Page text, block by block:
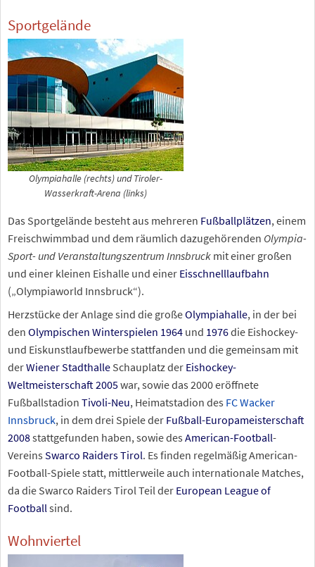
Sportgelände
Olympiahalle (rechts) und Tiroler-
Wasserkraft-Arena (links)
Das Sportgelände besteht aus mehreren Fußballplätzen, einem
Freischwimmbad und dem räumlich dazugehörenden Olympia-
Sport- und Veranstaltungszentrum Innsbruck mit einer großen
und einer kleinen Eishalle und einer Eisschnelllaufbahn
(„Olympiaworld Innsbruck“).
Herzstücke der Anlage sind die großeOlympiahalle, in der bei
den Olympischen Winterspielen 1964 und 1976die Eishockey-
und Eiskunstlaufbewerbe stattfanden und die gemeinsam mit
derWiener Stadthalle Schauplatz der Eishockey-
Weltmeisterschaft 2005war, sowie das 2000 eröffnete
Fußballstadion Tivoli-Neu, Heimatstadion des FC Wacker
Innsbruck, in dem drei Spiele der Fußball-Europameisterschaft
2008stattgefunden haben, sowie des American-Football-
Vereins Swarco Raiders Tirol. Es finden regelmäßig American-
Football-Spiele statt, mittlerweile auch internationale Matches,
da die Swarco Raiders Tirol Teil der European League of
Football sind.
Wohnviertel